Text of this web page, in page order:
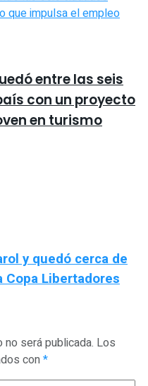
entre las seis
con un proyecto
en turismo
y quedó cerca de
Libertadores
será publicada. Los
con*